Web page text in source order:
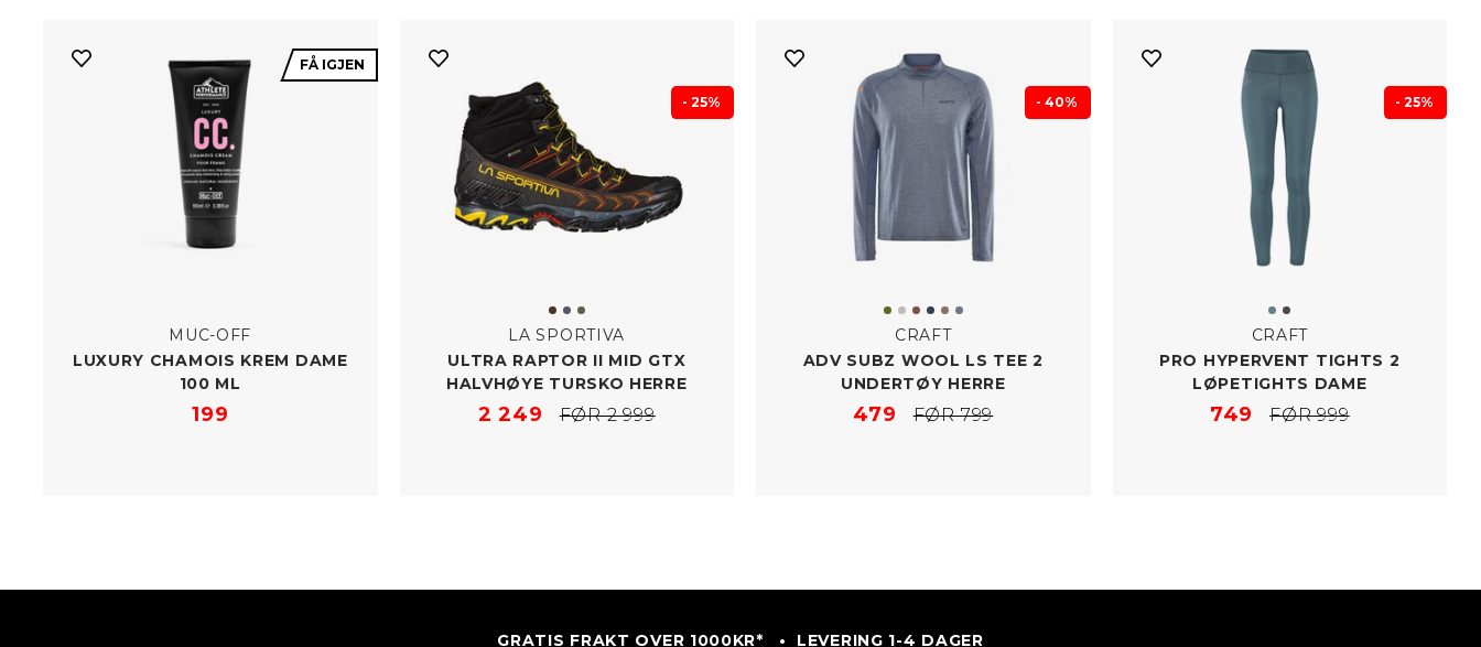
FÅ IGJEN
MUC-OFF
LUXURY CHAMOIS KREM DAME
100 ML
199
- 25%
LA SPORTIVA
ULTRA RAPTOR II MID GTX
HALVHØYE TURSKO HERRE
2 249 FØR 2 999
- 40%
CRAFT
ADV SUBZ WOOL LS TEE 2
UNDERTØY HERRE
479 FØR 799
- 25%
CRAFT
PRO HYPERVENT TIGHTS 2
LØPETIGHTS DAME
749 FØR 999
GRATIS FRAKT OVER 1000KR* • LEVERING 1-4 DAGER